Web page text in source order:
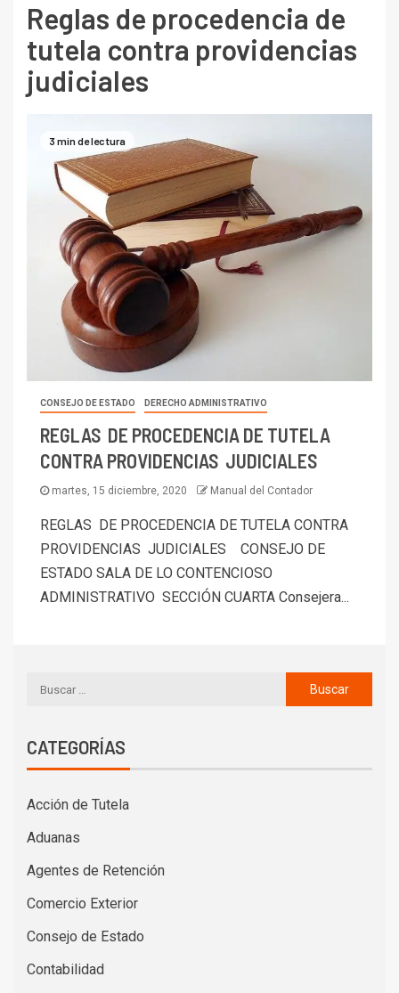
Reglas de procedencia de
tutela contra providencias
judiciales
3 min de lectura
CONSEJO DE ESTADO DERECHO ADMINISTRATIVO
REGLAS DE PROCEDENCIA DE TUTELA
CONTRA PROVIDENCIAS JUDICIALES
martes, 15 diciembre, 2020 Manual del Contador
REGLAS DE PROCEDENCIA DE TUTELA CONTRA
PROVIDENCIAS JUDICIALES CONSEJO DE
ESTADO SALA DE LO CONTENCIOSO
ADMINISTRATIVO SECCIÓN CUARTA Consejera...
CATEGORÍAS
Acción de Tutela
Aduanas
Agentes de Retención
Comercio Exterior
Consejo de Estado
Contabilidad